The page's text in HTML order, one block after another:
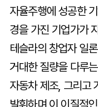
자율주행에 성공한
경을 가진 기업가가
테슬라의 창업자 일
거대한 질량을 다루
자동차 제조, 그리고